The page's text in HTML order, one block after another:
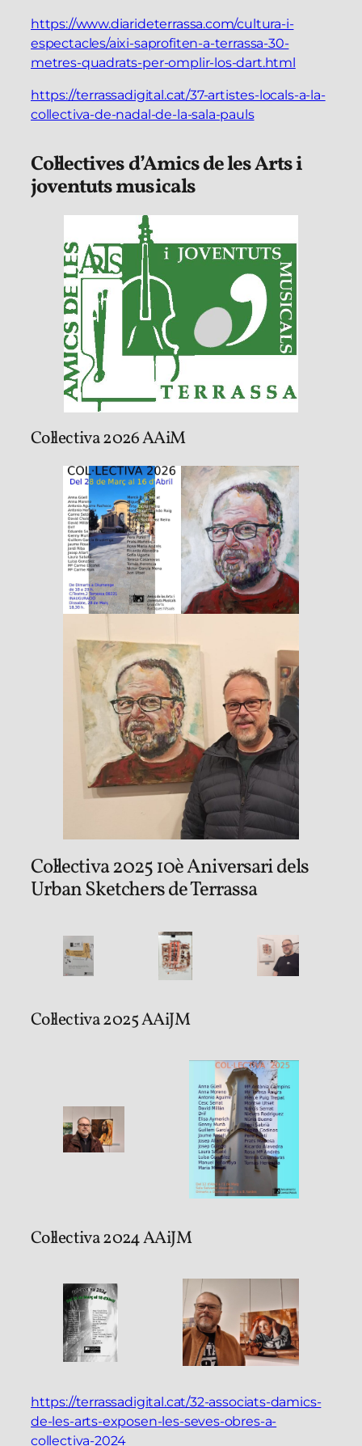
https://www.diarideterrassa.com/cultura-i-
espectacles/aixi-saprofiten-a-terrassa-30-
metres-quadrats-per-omplir-los-dart.html
https://terrassadigital.cat/37-artistes-locals-a-la-
collectiva-de-nadal-de-la-sala-pauls
Col·lectives d’Amics de les Arts i
joventuts musicals
Col·lectiva 2026 AAiM
Col·lectiva 2025 10è Aniversari dels
Urban Sketchers de Terrassa
Col·lectiva 2025 AAiJM
Col·lectiva 2024 AAiJM
https://terrassadigital.cat/32-associats-damics-
de-les-arts-exposen-les-seves-obres-a-
collectiva-2024